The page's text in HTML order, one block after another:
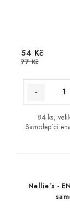
54 Kč
77 Kč
84 ks;
Samolepící
Nellie´s -